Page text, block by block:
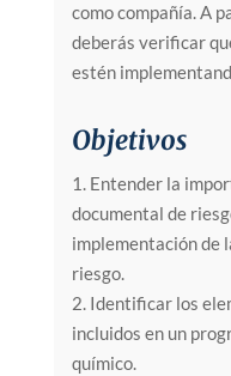
como compañía. A
deberás verificar
estén
Objetivos
1. Entender la
documental de
implementación de
riesgo.
2. Identificar los
incluidos en un
químico.